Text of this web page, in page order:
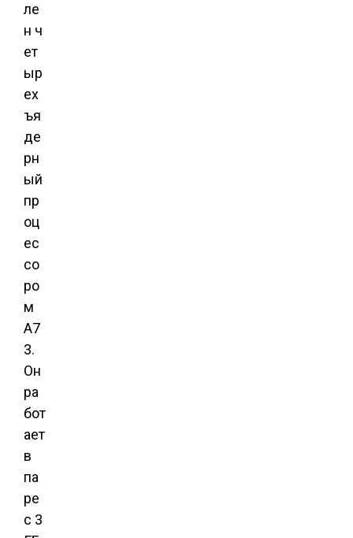
ле
н ч
ет
ыр
ех
ъя
де
рн
ый
пр
оц
ес
со
ро
м
A7
3.
Он
ра
бот
ает
в
па
ре
с 3